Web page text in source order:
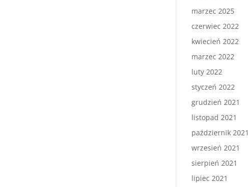
marzec 2025
czerwiec 2022
kwiecień 2022
marzec 2022
luty 2022
styczeń 2022
grudzień 2021
listopad 2021
październik 2021
wrzesień 2021
sierpień 2021
lipiec 2021